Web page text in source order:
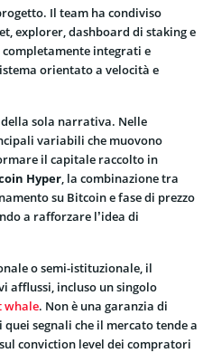
Il team ha condiviso
explorer, dashboard di staking e
integrati e
orientato a velocità e
sola narrativa. Nelle
variabili che muovono
il capitale raccolto in
Hyper, la combinazione tra
su Bitcoin e fase di prezzo
a rafforzare l’idea di
o semi-istituzionale, il
afflussi, incluso un singolo
whale. Non è una garanzia di
segnali che il mercato tende a
conviction level dei compratori